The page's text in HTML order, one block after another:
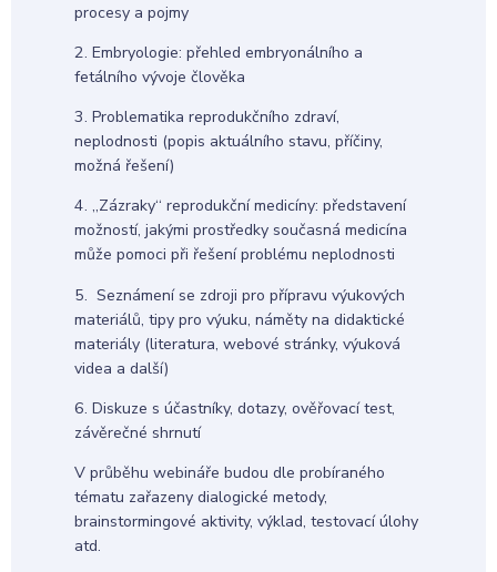
procesy a pojmy
2. Embryologie: přehled embryonálního a
fetálního vývoje člověka
3. Problematika reprodukčního zdraví,
neplodnosti (popis aktuálního stavu, příčiny,
možná řešení)
4. „Zázraky“ reprodukční medicíny: představení
možností, jakými prostředky současná medicína
může pomoci při řešení problému neplodnosti
5. Seznámení se zdroji pro přípravu výukových
materiálů, tipy pro výuku, náměty na didaktické
materiály (literatura, webové stránky, výuková
videa a další)
6. Diskuze s účastníky, dotazy, ověřovací test,
závěrečné shrnutí
V průběhu webináře budou dle probíraného
tématu zařazeny dialogické metody,
brainstormingové aktivity, výklad, testovací úlohy
atd.